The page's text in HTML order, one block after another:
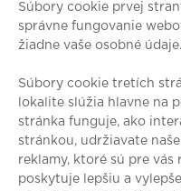
Súbory cookie prvej
správne fungovanie
žiadne vaše osobné údaje.
Súbory cookie tretích
lokalite slúžia hlavne na
stránka funguje, ako
stránkou, udržiavate
reklamy, ktoré sú pre vás
poskytuje lepšiu a